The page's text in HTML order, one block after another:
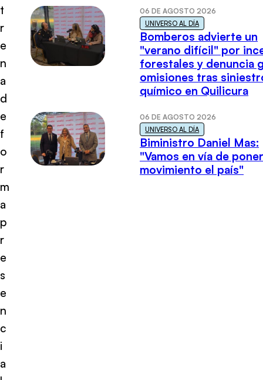
t
r
e
n
a
d
e
f
o
r
m
a
p
r
e
s
e
n
c
i
a
06 DE AGOSTO 2026
UNIVERSO AL DÍA
Bomberos advierte un
"verano difícil" por
forestales y denuncia
omisiones tras
químico en Quilicura
06 DE AGOSTO 2026
UNIVERSO AL DÍA
Biministro Daniel Mas:
"Vamos en vía de
movimiento el país"